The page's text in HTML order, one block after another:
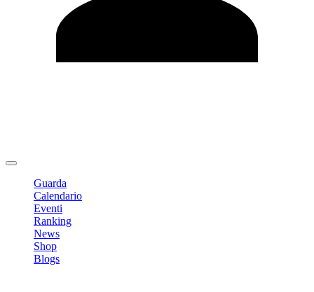
Guarda
Calendario
Eventi
Ranking
News
Shop
Blogs